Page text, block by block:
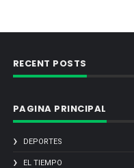
RECENT POSTS
PAGINA PRINCIPAL
DEPORTES
EL TIEMPO